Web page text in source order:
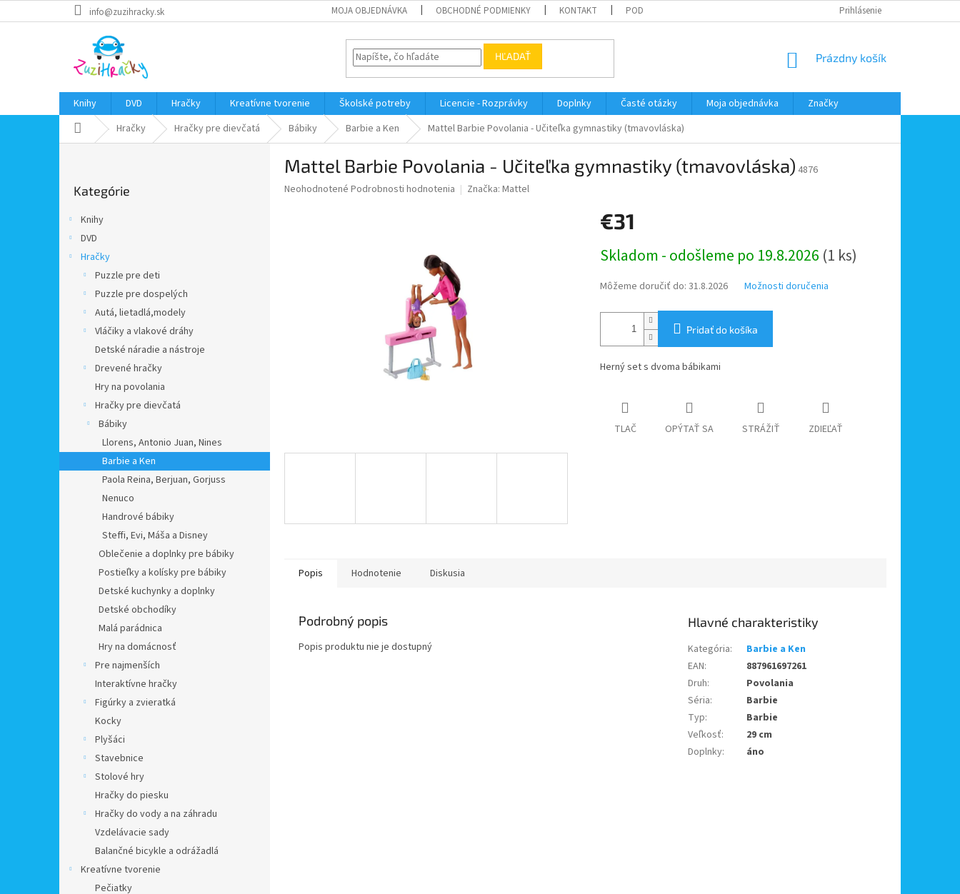
na
info@zuzihracky.sk MOJA OBJEDNÁVKA OBCHODNÉ PODMIENKY KONTAKT PODMIENKY OOÚ ODSTÚPENIE OD ZMLUVY
Prihlásenie
HĽADAŤ
NÁKUPNÝ
Prázdny košík
Knihy DVD Hračky Kreatívne tvorenie Školské potreby Licencie - Rozprávky Doplnky Časté otázky Moja objednávka
Značky
DomovHračky Hračky pre dievčatá Bábiky Barbie a Ken Mattel Barbie Povolania - Učiteľka gymnastiky (tmavovláska)
kategórie
Kategórie
Knihy
DVD
Hračky
Puzzle pre deti
Puzzle pre dospelých
Autá, lietadlá,modely
Vláčiky a vlakové dráhy
Detské náradie a nástroje
Drevené hračky
Hry na povolania
Hračky pre dievčatá
Bábiky
Llorens, Antonio Juan, Nines
Barbie a Ken
Paola Reina, Berjuan, Gorjuss
Nenuco
Handrové bábiky
Steffi, Evi, Máša a Disney
Oblečenie a doplnky pre bábiky
Postieľky a kolísky pre bábiky
Detské kuchynky a doplnky
Detské obchodíky
Malá parádnica
Hry na domácnosť
Pre najmenších
Interaktívne hračky
Figúrky a zvieratká
Kocky
Plyšáci
Stavebnice
Stolové hry
Hračky do piesku
Hračky do vody a na záhradu
Vzdelávacie sady
Balančné bicykle a odrážadlá
Kreatívne tvorenie
Pečiatky
Mattel Barbie Povolania - Učiteľka gymnastiky (tmavovláska) 4876
Priemerné
Neohodnotené Podrobnosti hodnotenia Značka: Mattel
€31
cena:
Skladom - odošleme po 19.8.2026 (1 ks)
Môžeme doručiť do: 31.8.2026 Možnosti doručenia
Pridať do košíka
Herný set s dvoma bábikami
TLAČ OPÝTAŤ SA STRÁŽIŤ ZDIEĽAŤ
Popis Hodnotenie Diskusia
Podrobný popis
Popis produktu nie je dostupný Kategória:
Barbie a Ken
EAN:
887961697261
Druh:
Povolania
Séria:
Barbie
Typ:
Barbie
Veľkosť:
29 cm
Doplnky: áno